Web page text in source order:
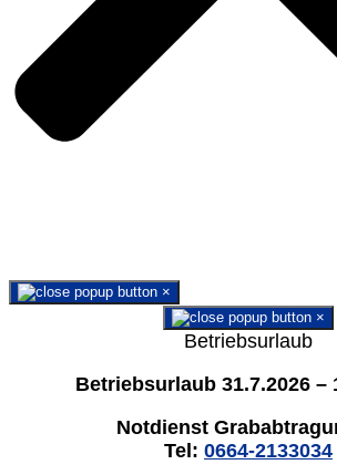
×
×
Betriebsurlaub
Betriebsurlaub 31.7.2026 –
Notdienst
Tel: 0664-2133034